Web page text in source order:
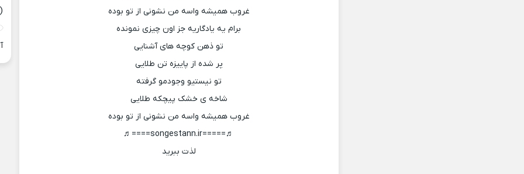
غروب همیشه واسه من نشونی از تو بوده
برام یه یادگاریه جز اون چیزی نمونده
تو ذهن کوچه های آشنایی
پر شده از پاییزه تن طلایی
تو نیستیو وجودمو گرفته
شاخه ی خشک پیچکه طلایی
غروب همیشه واسه من نشونی از تو بوده
♬=====songestann.ir====♬
لذت ببرید